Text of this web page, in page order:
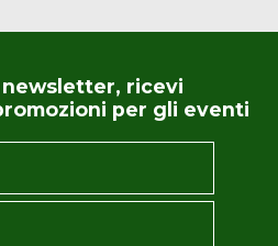
ricevi
per gli eventi